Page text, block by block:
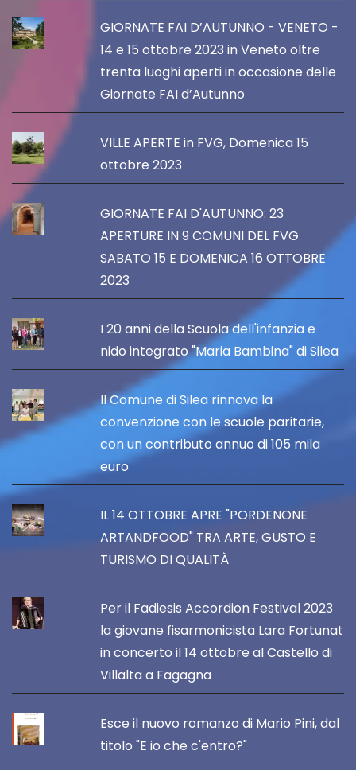
GIORNATE FAI D’AUTUNNO - VENETO -
14 e 15 ottobre 2023 in Veneto oltre
trenta luoghi aperti in occasione delle
Giornate FAI d’Autunno
VILLE APERTE in FVG, Domenica 15
ottobre 2023
GIORNATE FAI D'AUTUNNO: 23
APERTURE IN 9 COMUNI DEL FVG
SABATO 15 E DOMENICA 16 OTTOBRE
2023
I 20 anni della Scuola dell'infanzia e
nido integrato "Maria Bambina" di Silea
Il Comune di Silea rinnova la
convenzione con le scuole paritarie,
con un contributo annuo di 105 mila
euro
IL 14 OTTOBRE APRE "PORDENONE
ARTANDFOOD" TRA ARTE, GUSTO E
TURISMO DI QUALITÀ
Per il Fadiesis Accordion Festival 2023
la giovane fisarmonicista Lara Fortunat
in concerto il 14 ottobre al Castello di
Villalta a Fagagna
Esce il nuovo romanzo di Mario Pini, dal
titolo "E io che c'entro?"